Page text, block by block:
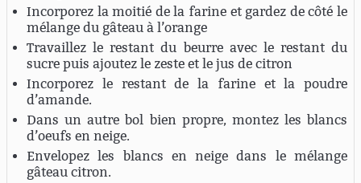
Incorporez la moitié de la farine et gardez de côté le
mélange du gâteau à l’orange
Travaillez le restant du beurre avec le restant du
sucre puis ajoutez le zeste et le jus de citron
Incorporez le restant de la farine et la poudre
d’amande.
Dans un autre bol bien propre, montez les blancs
d’oeufs en neige.
Envelopez les blancs en neige dans le mélange
gâteau citron.